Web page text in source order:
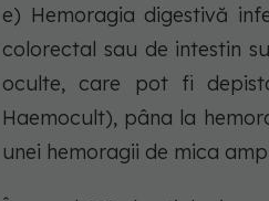
e) Hemoragia digestivă
colorectal sau de intestin
oculte, care pot fi
Haemocult), pâna la
unei hemoragii de mica